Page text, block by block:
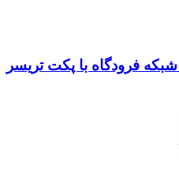
فرودگاه با پکت تریسر